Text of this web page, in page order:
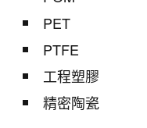
PET
PTFE
工程塑膠
精密陶瓷